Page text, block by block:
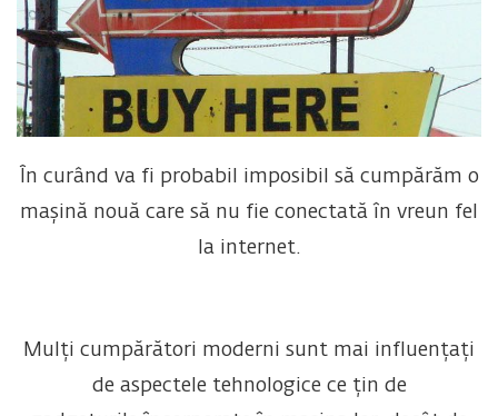
În curând va fi probabil imposibil să cumpărăm o
mașină nouă care să nu fie conectată în vreun fel
la internet.
Mulți cumpărători moderni sunt mai influențați
de aspectele tehnologice ce țin de